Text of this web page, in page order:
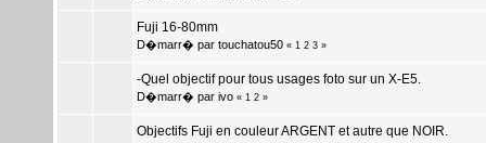
Fuji 16-80mm
D�marr� par touchatou50 « 1 2 3 »
-Quel objectif pour tous usages foto sur un X-E5.
D�marr� par ivo « 1 2 »
Objectifs Fuji en couleur ARGENT et autre que NOIR.